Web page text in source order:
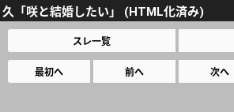
久「咲と結婚したい」 (HTML化済み)
スレ一覧
最初へ 前へ 次へ